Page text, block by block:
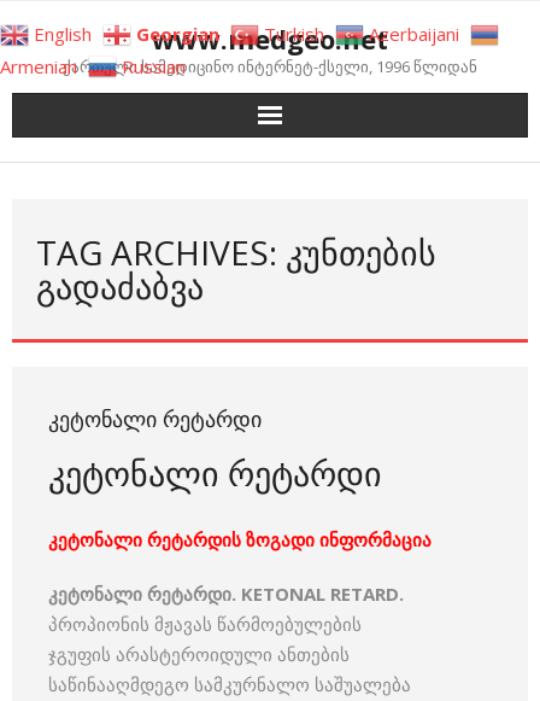
to
content
www.medgeo.net
ქართული სამედიცინო ინტერნეტ-ქსელი, 1996 წლიდან
TAG ARCHIVES: ᲙᲣᲜᲗᲔᲑᲘᲡ
ᲒᲐᲓᲐᲫᲐᲑᲕᲐ
ᲙᲔᲢᲝᲜᲐᲚᲘ ᲠᲔᲢᲐᲠᲓᲘ
კეტონალი რეტარდი
კეტონალი რეტარდის ზოგადი ინფორმაცია
კეტონალი რეტარდი. KETONAL RETARD.
პროპიონის მჟავას წარმოებულების
ჯგუფის არასტეროიდული ანთების
საწინააღმდეგო სამკურნალო საშუალება
English Georgian Turkish
Azerbaijani
Armenian
Russian